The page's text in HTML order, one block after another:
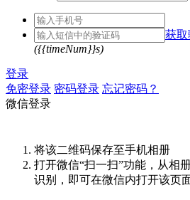
获
({{timeNum}}s)
登录
免密登录 密码登录 忘记密码？
微信登录
将该二维码保存至手机相册
打开微信“扫一扫”功能，从相
识别，即可在微信内打开该页